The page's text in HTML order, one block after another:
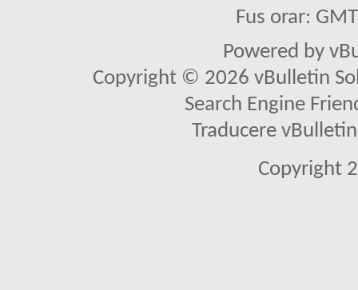
Fus orar:
Powered by
Copyright © 2026 vBulletin
Search Engine
Traducere
Copyright